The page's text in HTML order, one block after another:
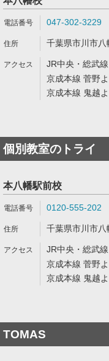
047-302-3229
千葉県市川市
JR中央・総武
京成本線 菅野
京成本線 鬼越
個別教室のトライ
本八幡駅前校
0120-555-202
千葉県市川市
JR中央・総武
京成本線 菅野
京成本線 鬼越
TOMAS